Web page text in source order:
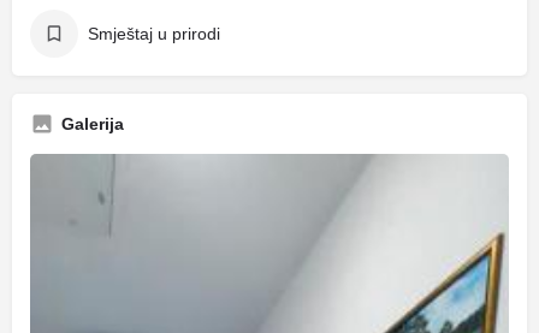
Smještaj u prirodi
Galerija